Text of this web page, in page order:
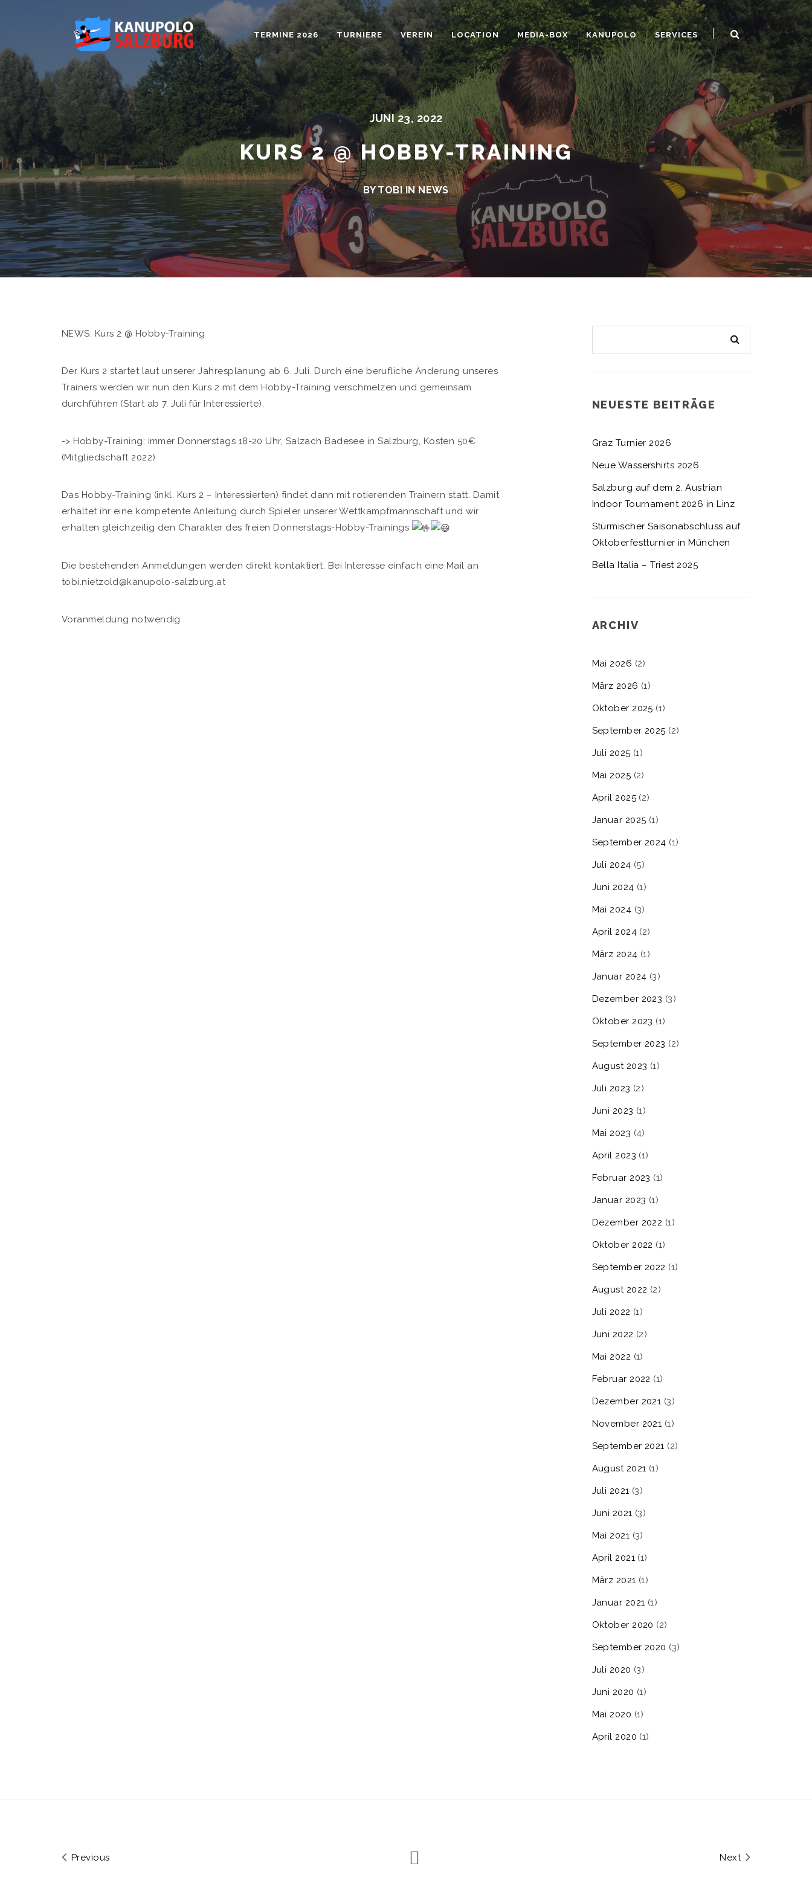
TERMINE 2026 TURNIERE VEREIN LOCATION MEDIA-BOX KANUPOLO SERVICES
JUNI 23, 2022
KURS 2 @ HOBBY-TRAINING
BY TOBI INNEWS
NEWS: Kurs 2 @ Hobby-Training
Der Kurs 2 startet laut unserer Jahresplanung ab 6. Juli. Durch eine berufliche Änderung unseres
Trainers werden wir nun den Kurs 2 mit dem Hobby-Training verschmelzen und gemeinsam
durchführen (Start ab 7. Juli für Interessierte).
-> Hobby-Training: immer Donnerstags 18-20 Uhr, Salzach Badesee in Salzburg, Kosten 50€
(Mitgliedschaft 2022)
Das Hobby-Training (inkl. Kurs 2 – Interessierten) findet dann mit rotierenden Trainern statt. Damit
erhaltet ihr eine kompetente Anleitung durch Spieler unserer Wettkampfmannschaft und wir
erhalten gleichzeitig den Charakter des freien Donnerstags-Hobby-Trainings
Die bestehenden Anmeldungen werden direkt kontaktiert. Bei Interesse einfach eine Mail an
tobi.nietzold@kanupolo-salzburg.at
Voranmeldung notwendig
NEUESTE BEITRÄGE
Graz Turnier 2026
Neue Wassershirts 2026
Salzburg auf dem 2. Austrian
Indoor Tournament 2026 in Linz
Stürmischer Saisonabschluss auf
Oktoberfestturnier in München
Bella Italia – Triest 2025
ARCHIV
Mai 2026 (2)
März 2026 (1)
Oktober 2025 (1)
September 2025 (2)
Juli 2025 (1)
Mai 2025 (2)
April 2025 (2)
Januar 2025 (1)
September 2024 (1)
Juli 2024 (5)
Juni 2024 (1)
Mai 2024 (3)
April 2024 (2)
März 2024 (1)
Januar 2024 (3)
Dezember 2023 (3)
Oktober 2023 (1)
September 2023 (2)
August 2023 (1)
Juli 2023 (2)
Juni 2023 (1)
Mai 2023 (4)
April 2023 (1)
Februar 2023 (1)
Januar 2023 (1)
Dezember 2022 (1)
Oktober 2022 (1)
September 2022 (1)
August 2022 (2)
Juli 2022 (1)
Juni 2022 (2)
Mai 2022 (1)
Februar 2022 (1)
Dezember 2021 (3)
November 2021 (1)
September 2021 (2)
August 2021 (1)
Juli 2021 (3)
Juni 2021 (3)
Mai 2021 (3)
April 2021 (1)
März 2021 (1)
Januar 2021 (1)
Oktober 2020 (2)
September 2020 (3)
Juli 2020 (3)
Juni 2020 (1)
Mai 2020 (1)
April 2020 (1)
Previous Next